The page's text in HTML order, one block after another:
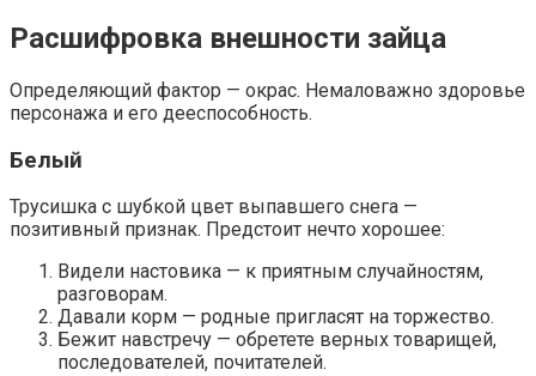
Расшифровка внешности зайца
Определяющий фактор — окрас. Немаловажно здоровье
персонажа и его дееспособность.
Белый
Трусишка с шубкой цвет выпавшего снега —
позитивный признак. Предстоит нечто хорошее:
Видели настовика — к приятным случайностям,
разговорам.
Давали корм — родные пригласят на торжество.
Бежит навстречу — обретете верных товарищей,
последователей, почитателей.